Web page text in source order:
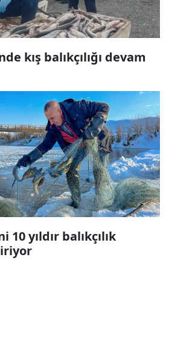
kış balıkçılığı devam
yıldır balıkçılık